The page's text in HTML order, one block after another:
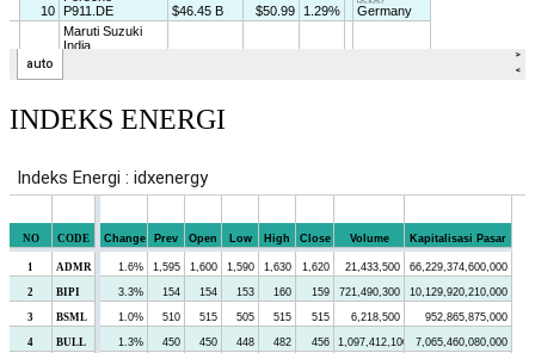
INDEKS ENERGI